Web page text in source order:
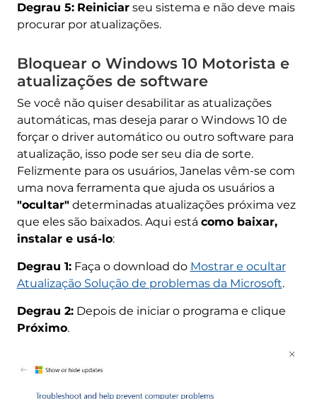
Degrau 5: Reiniciarseu sistema e não deve mais
procurar por atualizações.
Bloquear o Windows 10 Motorista e
atualizações de software
Se você não quiser desabilitar as atualizações
automáticas, mas deseja parar o Windows 10 de
forçar o driver automático ou outro software para
atualização, isso pode ser seu dia de sorte.
Felizmente para os usuários, Janelas vêm-se com
uma nova ferramenta que ajuda os usuários a
"ocultar"determinadas atualizações próxima vez
que eles são baixados. Aqui está como baixar,
instalar e usá-lo:
Degrau 1:Faça o download do Mostrar e ocultar
Atualização Solução de problemas da Microsoft.
Degrau 2:Depois de iniciar o programa e clique
Próximo.